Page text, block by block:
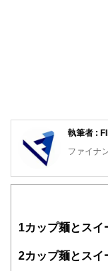
執筆者 :
ファイナ
知識がな
得者を中
験者で構
1 カップ麺とスイ
2カップ麺とスイ